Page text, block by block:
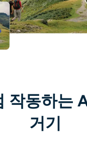
작동하는
거기